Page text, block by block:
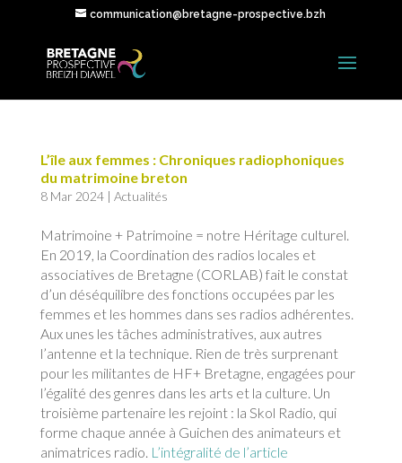
communication@bretagne-prospective.bzh
L’île aux femmes : Chroniques radiophoniques
du matrimoine breton
8 Mar 2024| Actualités
Matrimoine + Patrimoine = notre Héritage culturel.
En 2019, la Coordination des radios locales et
associatives de Bretagne (CORLAB) fait le constat
d’un déséquilibre des fonctions occupées par les
femmes et les hommes dans ses radios adhérentes.
Aux unes les tâches administratives, aux autres
l’antenne et la technique. Rien de très surprenant
pour les militantes de HF+ Bretagne, engagées pour
l’égalité des genres dans les arts et la culture. Un
troisième partenaire les rejoint : la Skol Radio, qui
forme chaque année à Guichen des animateurs et
animatrices radio. L’intégralité de l’article